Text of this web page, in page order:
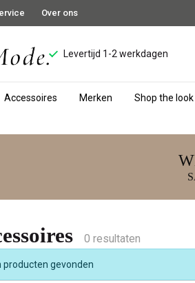
Over ons
Levertijd 1-2 werkdagen
Accessoires Merken Shop the look
0 resultaten
producten gevonden